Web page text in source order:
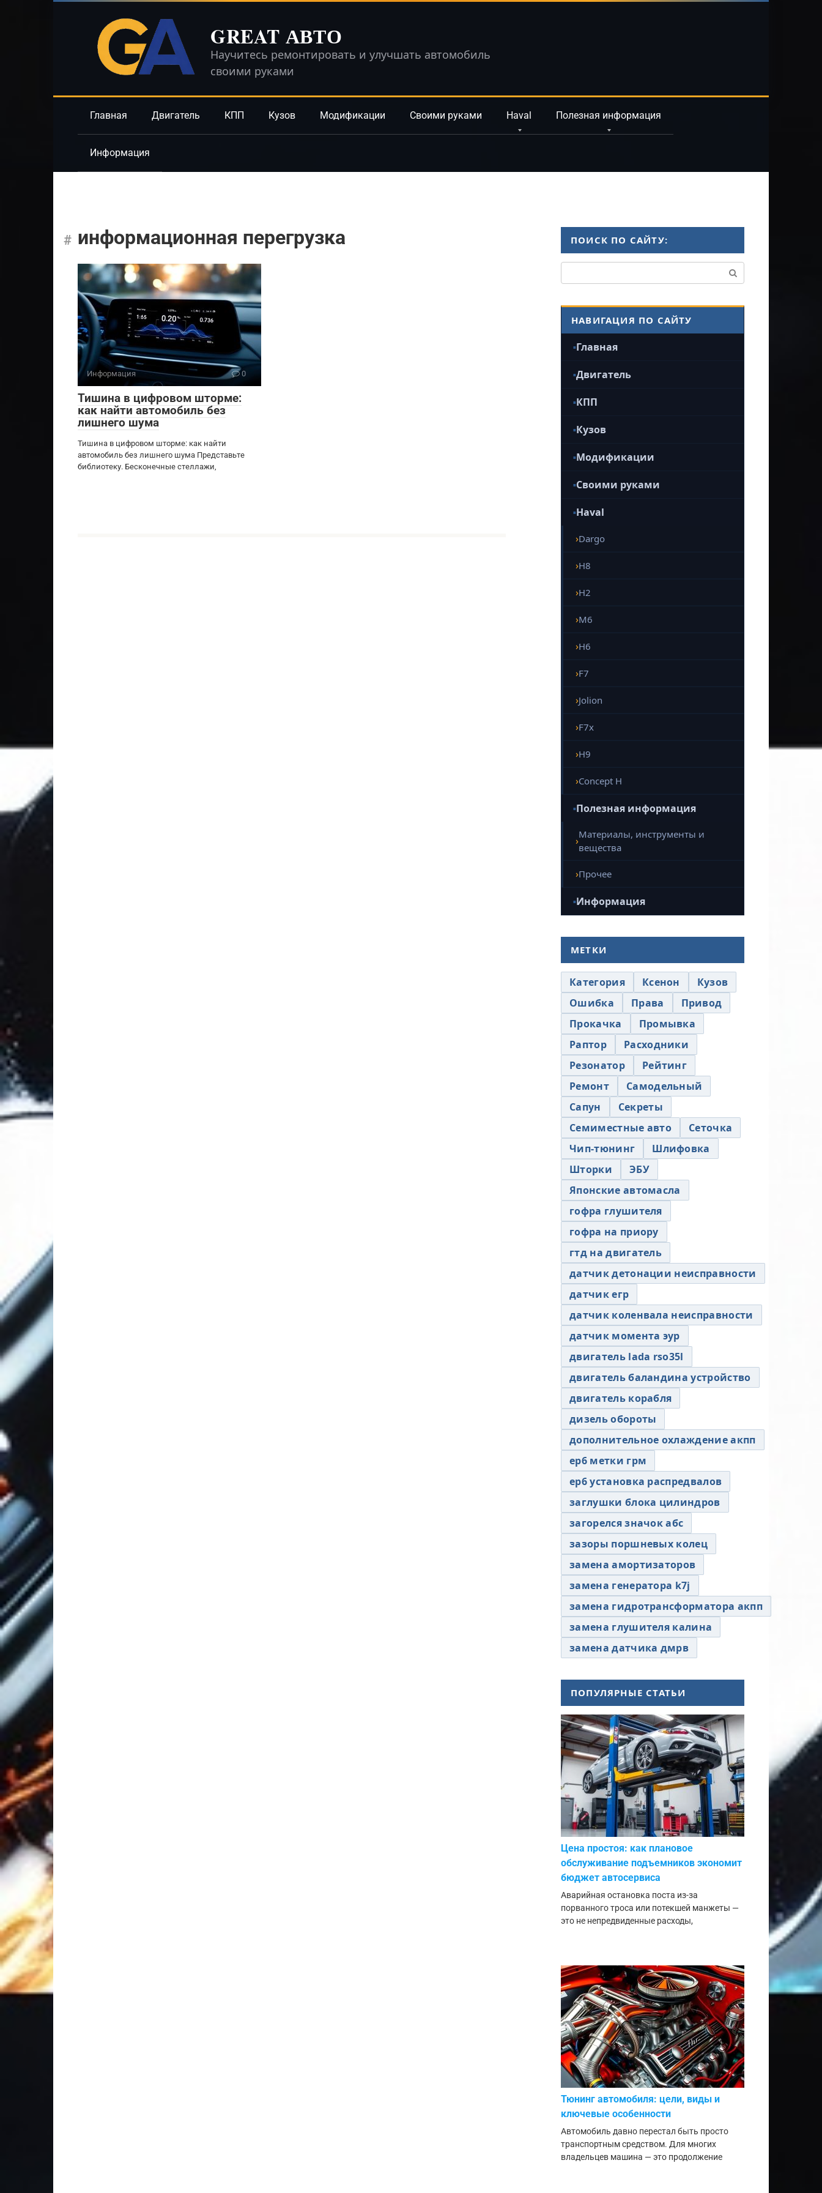
GREAT АВТО
Научитесь ремонтировать и улучшать автомобиль
своими руками
Главная Двигатель КПП Кузов Модификации Своими руками Haval Полезная информация
Информация
информационная перегрузка
Информация 0
Тишина в цифровом шторме:
как найти автомобиль без
лишнего шума
Тишина в цифровом шторме: как найти
автомобиль без лишнего шума Представьте
библиотеку. Бесконечные стеллажи,
ПОИСК ПО САЙТУ:
НАВИГАЦИЯ ПО САЙТУ
Главная
Двигатель
КПП
Кузов
Модификации
Своими руками
Haval
Dargo
H8
H2
M6
H6
F7
Jolion
F7x
H9
Concept H
Полезная информация
Материалы, инструменты и
вещества
Прочее
Информация
МЕТКИ
Категория Ксенон
Кузов
Ошибка
Права
Привод
Прокачка
Промывка
Раптор
Расходники
Резонатор
Рейтинг
Ремонт
Самодельный
Сапун
Секреты
Семиместные авто
Сеточка
Чип-тюнинг
Шлифовка
Шторки
ЭБУ
Японские автомасла
гофра глушителя
гофра на приору
гтд на двигатель
датчик детонации неисправности
датчик егр
датчик коленвала неисправности
датчик момента эур
двигатель lada rso35l
двигатель баландина устройство
двигатель корабля
дизель обороты
дополнительное охлаждение акпп
ер6 метки грм
ер6 установка распредвалов
заглушки блока цилиндров
загорелся значок абс
зазоры поршневых колец
замена амортизаторов
замена генератора k7j
замена гидротрансформатора акпп
замена глушителя калина
замена датчика дмрв
ПОПУЛЯРНЫЕ СТАТЬИ
Цена простоя: как плановое
обслуживание подъемников экономит
бюджет автосервиса
Аварийная остановка поста из-за
порванного троса или потекшей манжеты —
это не непредвиденные расходы,
Тюнинг автомобиля: цели, виды и
ключевые особенности
Автомобиль давно перестал быть просто
транспортным средством. Для многих
владельцев машина — это продолжение